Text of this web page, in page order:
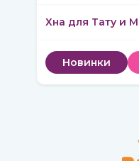
Хна для Тату и
Новинки